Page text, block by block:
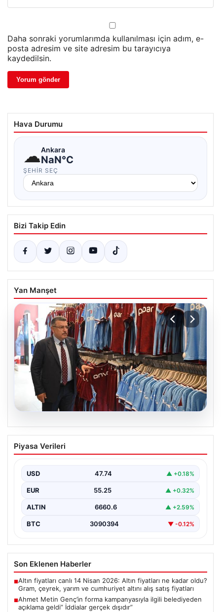
Daha sonraki yorumlarımda kullanılması için adım, e-
posta adresim ve site adresim bu tarayıcıya
kaydedilsin.
Hava Durumu
☁Ankara
NaN°C
ŞEHIR SEÇ
Bizi Takip Edin
Yan Manşet
06.08.2026
Ahmet Metin Genç’in forma
kampanyasıyla ilgili belediyeden
Piyasa Verileri
USD 47.74 ▲ +0.18%
EUR 55.25 ▲ +0.32%
ALTIN 6660.6 ▲ +2.59%
BTC 3090394 ▼ -0.12%
Son Eklenen Haberler
■Altın fiyatları canlı 14 Nisan 2026: Altın fiyatları ne kadar oldu?
Gram, çeyrek, yarım ve cumhuriyet altını alış satış fiyatları
■Ahmet Metin Genç’in forma kampanyasıyla ilgili belediyeden
açıklama geldi” İddialar gerçek dışıdır”